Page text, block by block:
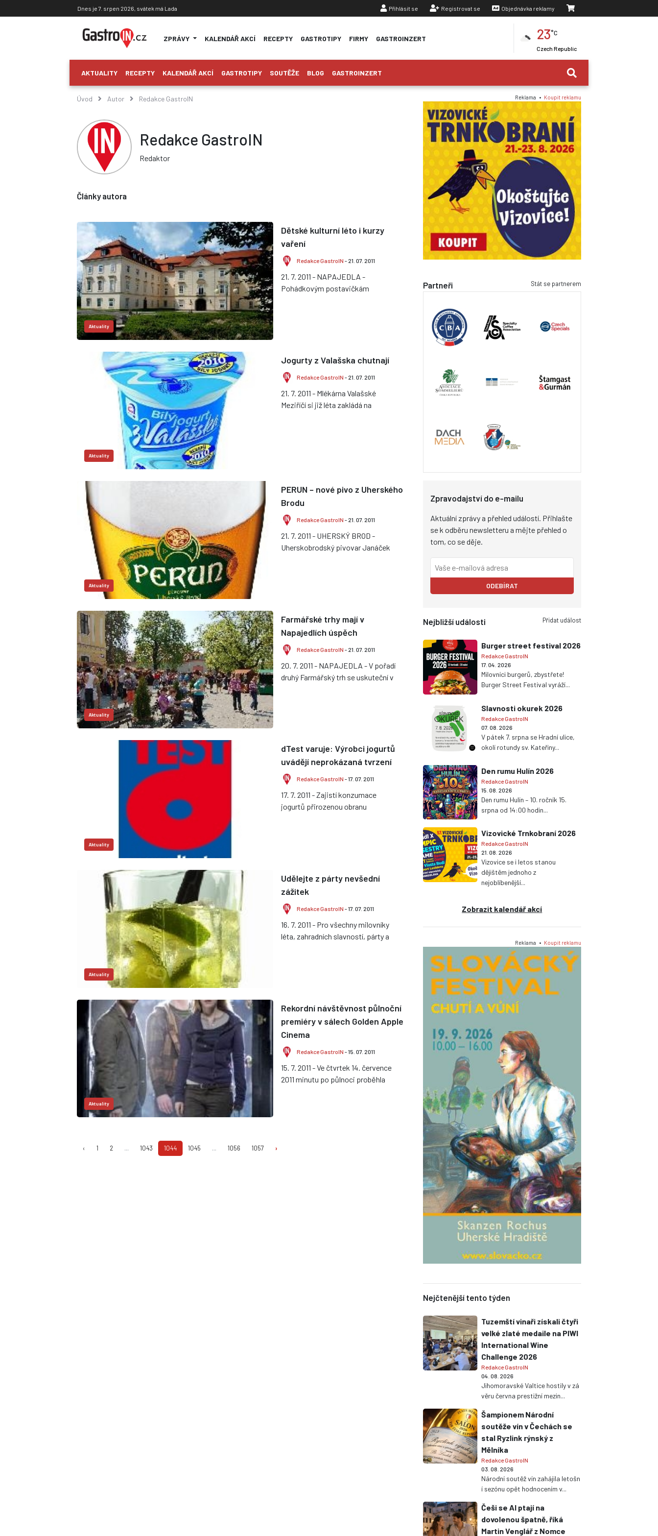
Dnes je 7. srpen 2026, svátek má Lada Přihlásit se Registrovat se Objednávka reklamy
ZPRÁVY KALENDÁŘ AKCÍ RECEPTY GASTROTIPY FIRMY GASTROINZERT 23°C
Czech Republic
AKTUALITY RECEPTY KALENDÁŘ AKCÍ GASTROTIPY SOUTĚŽE BLOG GASTROINZERT
Úvod Autor Redakce GastroIN
Redakce GastroIN
Redaktor
Články autora
Aktuality
Dětské kulturní léto i kurzy
vaření
Redakce GastroIN - 21. 07. 2011
21. 7. 2011 - NAPAJEDLA -
Pohádkovým postavičkám
Aktuality
Jogurty z Valašska chutnají
Redakce GastroIN - 21. 07. 2011
21. 7. 2011 - Mlékárna Valašské
Meziříčí si již léta zakládá na
Aktuality
PERUN – nové pivo z Uherského
Brodu
Redakce GastroIN - 21. 07. 2011
21. 7. 2011 - UHERSKÝ BROD -
Uherskobrodský pivovar Janáček
Aktuality
Farmářské trhy mají v
Napajedlích úspěch
Redakce GastroIN - 21. 07. 2011
20. 7. 2011 - NAPAJEDLA - V pořadí
druhý Farmářský trh se uskuteční v
Aktuality
dTest varuje: Výrobci jogurtů
uvádějí neprokázaná tvrzení
Redakce GastroIN - 17. 07. 2011
17. 7. 2011 - Zajistí konzumace
jogurtů přirozenou obranu
Aktuality
Udělejte z párty nevšední
zážitek
Redakce GastroIN - 17. 07. 2011
16. 7. 2011 - Pro všechny milovníky
léta, zahradních slavností, párty a
Aktuality
Rekordní návštěvnost půlnoční
premiéry v sálech Golden Apple
Cinema
Redakce GastroIN - 15. 07. 2011
15. 7. 2011 - Ve čtvrtek 14. července
2011 minutu po půlnoci proběhla
‹ 1 2 ... 1043 1044 1045 ... 1056 1057 ›
Reklama • Koupit reklamu
Partneři Stát se partnerem
Zpravodajství do e-mailu
Aktuální zprávy a přehled událostí. Přihlašte
se k odběru newsletteru a mějte přehled o
tom, co se děje.
ODEBÍRAT
Nejbližší události Přidat událost
Burger street festival 2026
Redakce GastroIN
17. 04. 2026
Milovníci burgerů, zbystřete!
Burger Street Festival vyráží...
Slavnosti okurek 2026
Redakce GastroIN
07. 08. 2026
V pátek 7. srpna se Hradní ulice,
okolí rotundy sv. Kateřiny...
Den rumu Hulín 2026
Redakce GastroIN
15. 08. 2026
Den rumu Hulín – 10. ročník 15.
srpna od 14:00 hodin...
Vizovické Trnkobraní 2026
Redakce GastroIN
21. 08. 2026
Vizovice se i letos stanou
dějištěm jednoho z
nejoblíbenější...
Zobrazit kalendář akcí
Reklama • Koupit reklamu
Nejčtenější tento týden
Tuzemští vinaři získali čtyři
velké zlaté medaile na PIWI
International Wine
Challenge 2026
Redakce GastroIN
04. 08. 2026
Jihomoravské Valtice hostily v zá
věru června prestižní mezin...
Šampionem Národní
soutěže vín v Čechách se
stal Ryzlink rýnský z
Mělníka
Redakce GastroIN
03. 08. 2026
Národní soutěž vín zahájila letošn
í sezónu opět hodnocením v...
Češi se AI ptají na
dovolenou špatně, říká
Martin Venglář z Nomce